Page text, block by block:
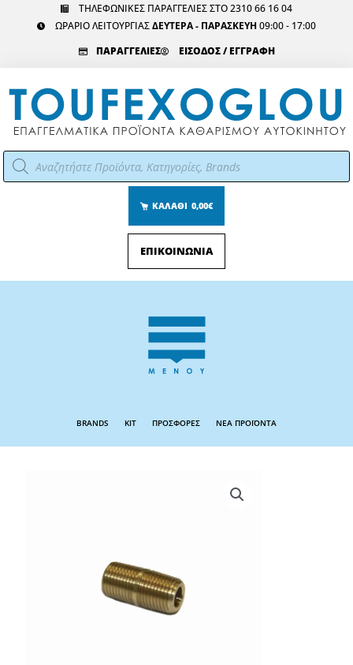
ΤΗΛΕΦΩΝΙΚΕΣ ΠΑΡΑΓΓΕΛΙΕΣ ΣΤΟ 2310 66 16 04
ΩΡΑΡΙΟ ΛΕΙΤΟΥΡΓΙΑΣΔΕΥΤΕΡΑ - ΠΑΡΑΣΚΕΥΗ 09:00 - 17:00
ΠΑΡΑΓΓΕΛΙΕΣ
ΕΙΣΟΔΟΣ / ΕΓΓΡΑΦΗ
Αναζήτηση
προϊόντων
ΚΑΛΑΘΙ 0,00€
ΕΠΙΚΟΙΝΩΝΙΑ
Menu
BRANDS KIT ΠΡΟΣΦΟΡΕΣ ΝΕΑ ΠΡΟΪΟΝΤΑ